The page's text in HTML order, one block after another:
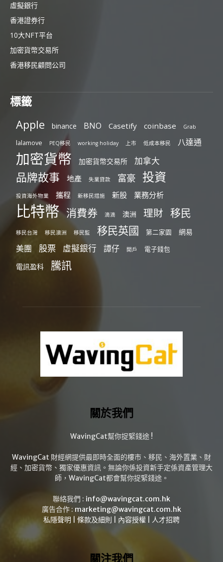
虛擬銀行
香港證券行
10大NFT平台
加密貨幣交易所
香港移民顧問公司
標籤
Apple binance BNO Casetify coinbase Grab
lalamove PEQ移民 working holiday 上市 低成本移民 八達通
加密貨幣 加密貨幣交易所 加拿大
品牌故事 地產 失業貸款 富豪 投資
投資海外物業 攜程 新移民措施 新股 業務分析
比特幣 消費券 滴滴 澳洲 理財 移民
移民台灣 移民澳洲 移民監 移民英國 第二家園 網易
美團 股票 虛擬銀行 譚仔 開戶 電子錢包
電訊盈科 騰訊
關於我們
WavingCat幫你捉緊錢途 !
WavingCat 財經網提供最即時全面的樓市、移民、海外置業、財
經、加密貨幣、獨家優惠資訊。無論你係投資新手定係資產管理大
師，WavingCat都會幫你捉緊錢途。
聯絡我們 : info@wavingcat.com.hk
廣告合作 : marketing@wavingcat.com.hk
私隱聲明
條款及細則 內容授權 人才招聘
關注我們